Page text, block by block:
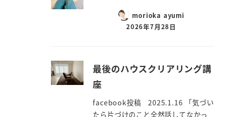
morioka ayumi
2026年7月28日
最後のハウスクリアリング講
座
facebook投稿 2025.1.16 「気づい
たら片づけのこと全然話してなかっ